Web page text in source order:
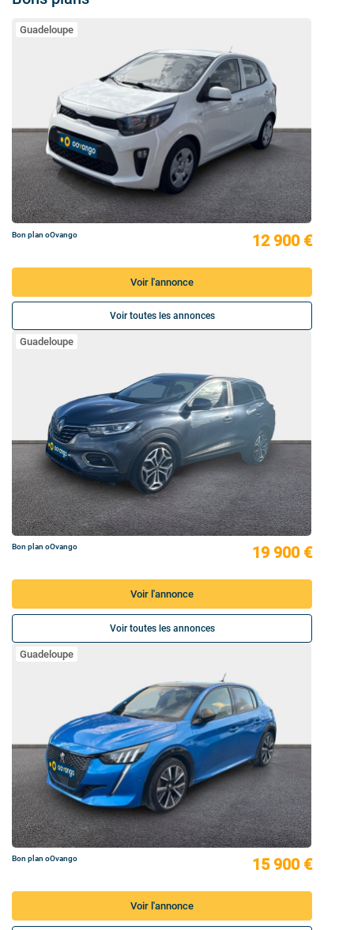
Guadeloupe
Bon plan oOvango 12 900 €
Voir l'annonce
Voir toutes les annonces
Guadeloupe
Bon plan oOvango 19 900 €
Voir l'annonce
Voir toutes les annonces
Guadeloupe
Bon plan oOvango 15 900 €
Voir l'annonce